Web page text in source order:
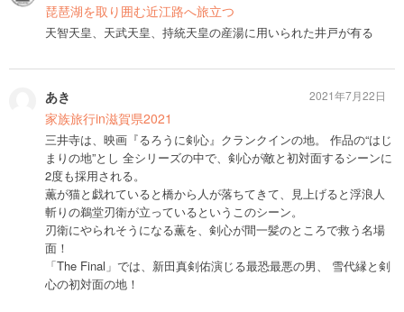
琵琶湖を取り囲む近江路へ旅立つ
天智天皇、天武天皇、持統天皇の産湯に用いられた井戸が有る
あき
家族旅行in滋賀県2021
三井寺は、映画『るろうに剣心』クランクインの地。 作品の“はじ
まりの地”とし 全シリーズの中で、剣心が敵と初対面するシーンに
2度も採用される。
薫が猫と戯れていると橋から人が落ちてきて、見上げると浮浪人
斬りの鵜堂刃衛が立っているというこのシーン。
刃衛にやられそうになる薫を、剣心が間一髪のところで救う名場
面！
「The Final」では、新田真剣佑演じる最恐最悪の男、 雪代縁と剣
心の初対面の地！
2021年7月22日